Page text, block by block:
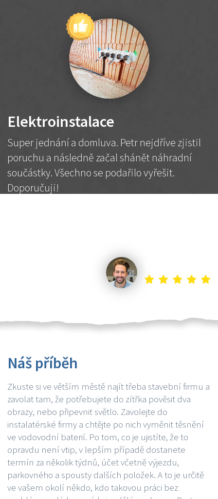
Elektroinstalace
Super jednání a domluva. Petr nejdříve zjistil
poruchu a následně začal shánět náhradní
součástky. Všechno se podařilo vyřešit.
Doporučuji!
Náš příběh
Zkuste si ve větším městě najít třeba stavební firmu a
zavolat tam, že potřebujete do zítřka pověsit dva
obrazy, nebo připevnit světlo. Zavolejte do
instalatérské firmy a chtějte po nich vyměnit těsnění
ve vodovodní baterií. Po tom, co je ujistíte, že to
opravdu není vtip, v lepším případě dostanete
termín za několik týdnů, účet včetně výjezdu,
parkovného a spousty dalších položek. A to je určitě
ve vašem okolí někdo, kdo takovou práci bez